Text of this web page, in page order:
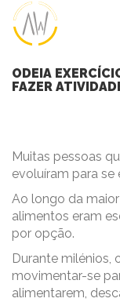
ODEIA
FAZER
Muitas pessoas
evoluíram para se
Ao longo da
alimentos eram
por opção.
Durante milénios,
movimentar-se
alimentarem,